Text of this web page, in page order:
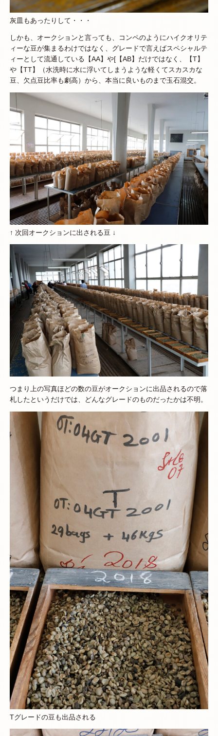
灰皿もあったりして・・・
しかも、オークションと言っても、コンペのようにハイクオリテ
ィーな豆が集まるわけではなく、グレードで言えばスペシャルテ
ィーとして流通している【AA】や[【AB】だけではなく、【T】
や【TT】（水洗時に水に浮いてしまうような軽くてスカスカな
豆、欠点豆比率も劇高）から、本当に良いものまで玉石混交。
↑ 次回オークションに出される豆 ↓
つまり上の写真ほどの数の豆がオークションに出品されるので落
札したというだけでは、どんなグレードのものだったかは不明。
Tグレードの豆も出品される